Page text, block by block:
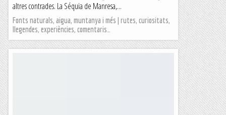
altres contrades. La Séquia de Manresa,...
Fonts naturals, aigua, muntanya i més | rutes, curiositats,
llegendes, experiències, comentaris…